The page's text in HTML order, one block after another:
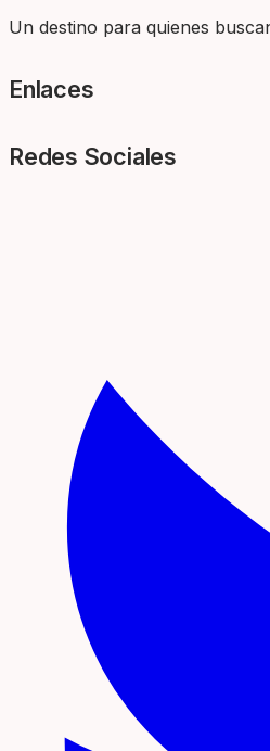
Un destino para quienes
Enlaces
Redes Sociales